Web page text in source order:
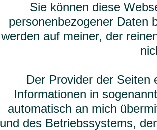
Sie können diese
personenbezogener Daten
werden auf meiner, der
Der Provider der Seiten
Informationen in
automatisch an mich
und des Betriebssystems,